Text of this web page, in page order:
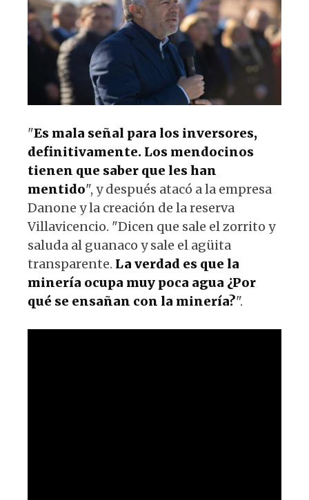
"Es mala señal para los inversores,
definitivamente. Los mendocinos
tienen que saber que les han
mentido", y después atacó a la empresa
Danone y la creación de la reserva
Villavicencio. "Dicen que sale el zorrito y
saluda al guanaco y sale el agüita
transparente. La verdad es que la
minería ocupa muy poca agua ¿Por
qué se ensañan con la minería?".